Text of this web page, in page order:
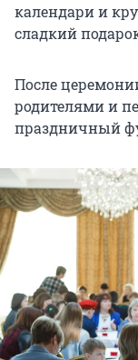
календари и
сладкий
После
родителями и
праздничный